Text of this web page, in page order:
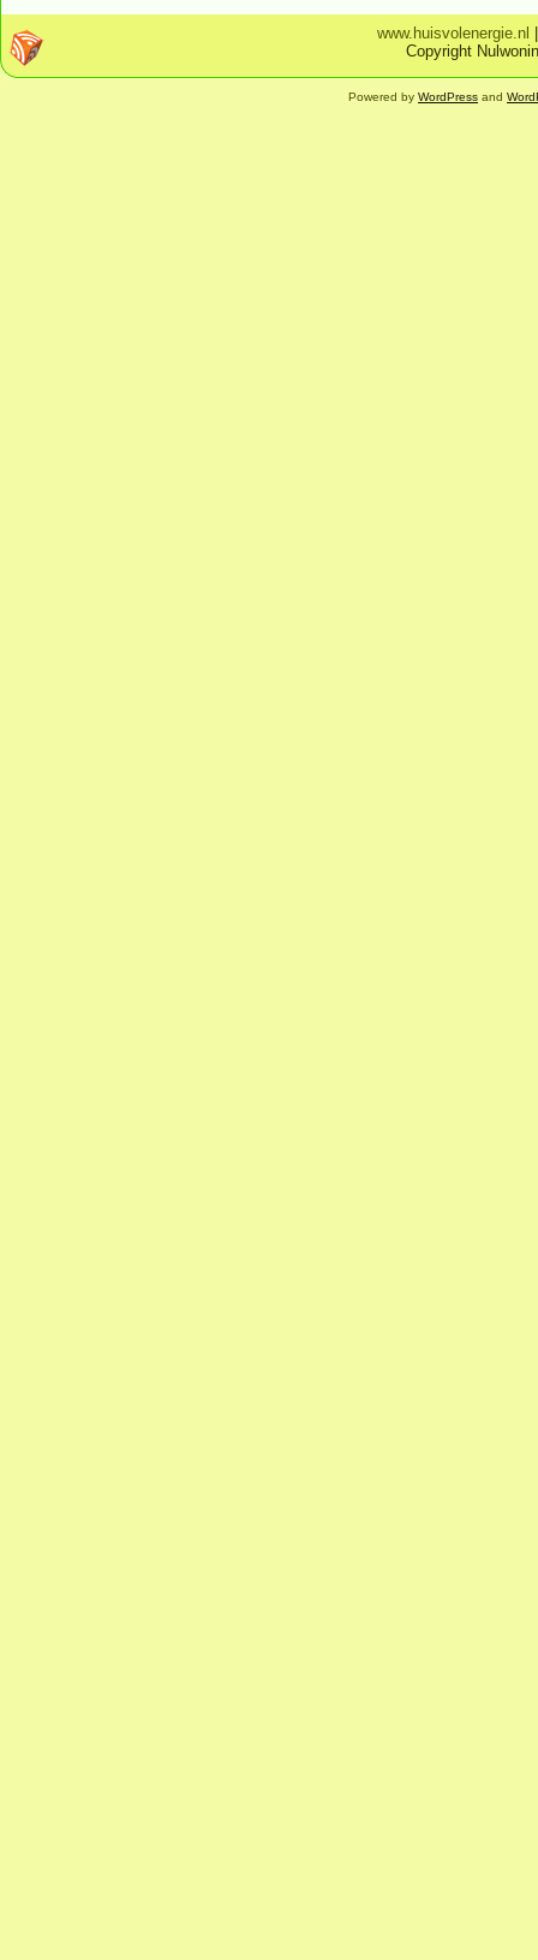
www.huisvolenergie.nl
Copyright
Powered by WordPress and